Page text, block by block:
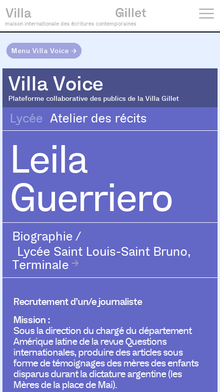
maison internationale des écritures contemporaines
Menu Villa Voice →
Villa Voice
Plateforme collaborative des publics de la Villa Gillet
Villa Voice
Lycée Atelier des récits
Leila
Guerriero
Biographie /
Lycée Saint Louis-Saint Bruno,
Terminale
Recrutement d’un/e journaliste
Mission :
Sous la direction du chargé du département
Amérique latine de la revue Questions
internationales, produire des articles sous
forme de témoignages des mères des enfants
disparus durant la dictature argentine (les
Mères de la place de Mai).